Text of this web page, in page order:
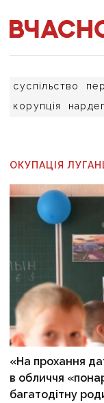
суспільство
корупція
ОКУПАЦІЯ
«На прохання
в обличчя
багатодітну